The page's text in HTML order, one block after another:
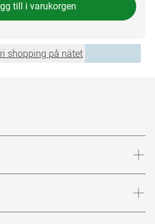
till i varukorgen
shopping på nätet